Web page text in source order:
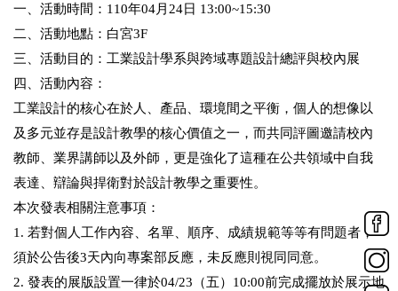
一、活動時間：110年04月24日 13:00~15:30
二、活動地點：白宮3F
三、活動目的：工業設計學系與跨域專題設計總評與校內展
四、活動內容：
工業設計的核心在於人、產品、環境間之平衡，個人的想像以
及多元並存是設計教學的核心價值之一，而共同評圖邀請校內
教師、業界講師以及外師，更是強化了這種在公共領域中自我
表達、辯論與捍衛對於設計教學之重要性。
本次發表相關注意事項：
1. 若對個人工作內容、名單、順序、成績規範等等有問題者，
須於公告後3天內向專案部反應，未反應則視同同意。
2. 發表的展版設置一律於04/23（五）10:00前完成擺放於展示地